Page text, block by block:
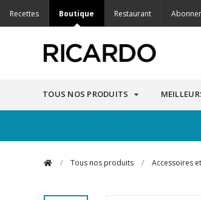
Recettes Boutique Restaurant
TOUS NOS PRODUITS
/ Tous nos produits / Accessoires